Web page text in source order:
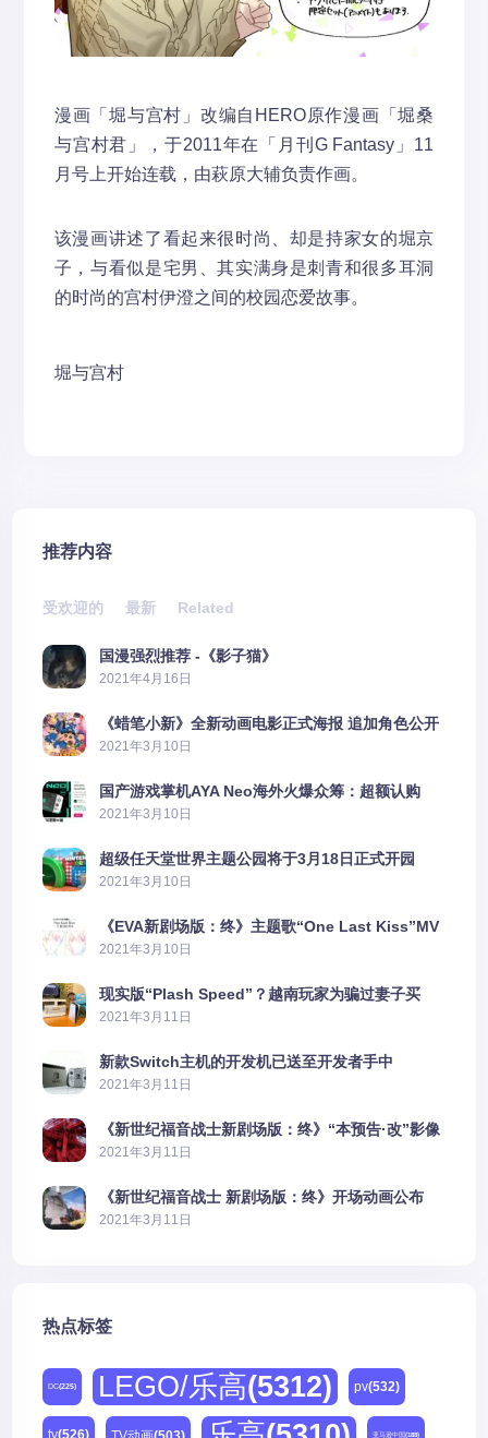
漫画「堀与宫村」改编自HERO原作漫画「堀桑
与宫村君」，于2011年在「月刊G Fantasy」11
月号上开始连载，由萩原大辅负责作画。
该漫画讲述了看起来很时尚、却是持家女的堀京
子，与看似是宅男、其实满身是刺青和很多耳洞
的时尚的宫村伊澄之间的校园恋爱故事。
堀与宫村
推荐内容
受欢迎的 最新 Related
国漫强烈推荐 -《影子猫》
2021年4月16日
《蜡笔小新》全新动画电影正式海报 追加角色公开
2021年3月10日
国产游戏掌机AYA Neo海外火爆众筹：超额认购
2606%
2021年3月10日
超级任天堂世界主题公园将于3月18日正式开园
2021年3月10日
《EVA新剧场版：终》主题歌“One Last Kiss”MV
公布
2021年3月10日
现实版“Plash Speed”？越南玩家为骗过妻子买
PS5上演好戏
2021年3月11日
新款Switch主机的开发机已送至开发者手中
2021年3月11日
《新世纪福音战士新剧场版：终》“本预告·改”影像
公开
2021年3月11日
《新世纪福音战士 新剧场版：终》开场动画公布
2021年3月11日
热点标签
DC(225) LEGO/乐高(5312) pv(532)
TV动画(503) 亚马逊中国(188)